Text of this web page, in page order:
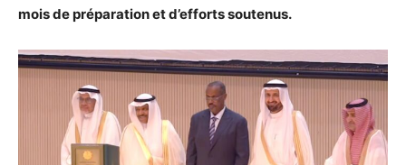
mois de préparation et d’efforts soutenus.